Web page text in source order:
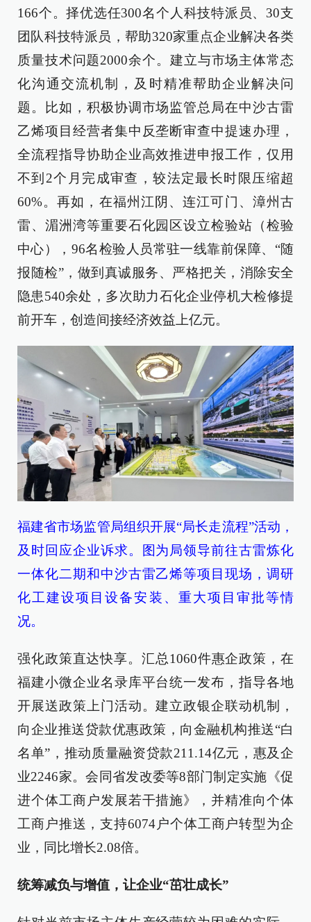
166个。择优选任300名个人科技特派员、30支
团队科技特派员，帮助320家重点企业解决各类
质量技术问题2000余个。建立与市场主体常态
化沟通交流机制，及时精准帮助企业解决问
题。比如，积极协调市场监管总局在中沙古雷
乙烯项目经营者集中反垄断审查中提速办理，
全流程指导协助企业高效推进申报工作，仅用
不到2个月完成审查，较法定最长时限压缩超
60%。再如，在福州江阴、连江可门、漳州古
雷、湄洲湾等重要石化园区设立检验站（检验
中心），96名检验人员常驻一线靠前保障、“随
报随检”，做到真诚服务、严格把关，消除安全
隐患540余处，多次助力石化企业停机大检修提
前开车，创造间接经济效益上亿元。
福建省市场监管局组织开展“局长走流程”活动，
及时回应企业诉求。图为局领导前往古雷炼化
一体化二期和中沙古雷乙烯等项目现场，调研
化工建设项目设备安装、重大项目审批等情
况。
强化政策直达快享。汇总1060件惠企政策，在
福建小微企业名录库平台统一发布，指导各地
开展送政策上门活动。建立政银企联动机制，
向企业推送贷款优惠政策，向金融机构推送“白
名单”，推动质量融资贷款211.14亿元，惠及企
业2246家。会同省发改委等8部门制定实施《促
进个体工商户发展若干措施》，并精准向个体
工商户推送，支持6074户个体工商户转型为企
业，同比增长2.08倍。
统筹减负与增值，让企业“茁壮成长”